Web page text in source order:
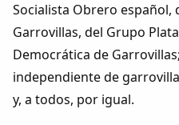
Socialista Obrero español,
Garrovillas, del Grupo
Democrática de
independiente de
y, a todos, por igual.